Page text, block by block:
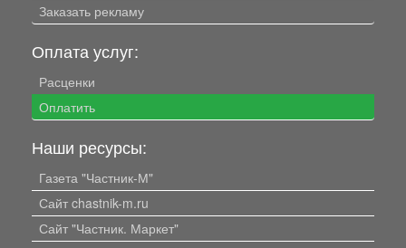
Заказать рекламу
Оплата услуг:
Расценки
Оплатить
Наши ресурсы:
Газета "Частник-М"
Сайт chastnik-m.ru
Сайт "Частник. Маркет"